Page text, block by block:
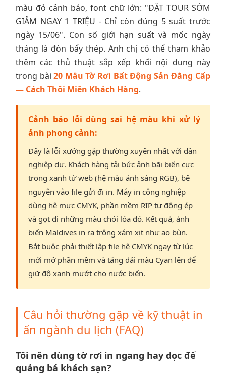
màu đỏ cảnh báo, font chữ lớn: "ĐẶT TOUR SỚM
GIẢM NGAY 1 TRIỆU - Chỉ còn đúng 5 suất trước
ngày 15/06". Con số giới hạn suất và mốc ngày
tháng là đòn bẩy thép. Anh chị có thể tham khảo
thêm các thủ thuật sắp xếp khối nội dung này
trong bài20 Mẫu Tờ Rơi Bất Động Sản Đẳng Cấp
— Cách Thôi Miên Khách Hàng.
Cảnh báo lỗi dùng sai hệ màu khi xử lý
ảnh phong cảnh:
Đây là lỗi xưởng gặp thường xuyên nhất với dân
nghiệp dư. Khách hàng tải bức ảnh bãi biển cực
trong xanh từ web (hệ màu ánh sáng RGB), bê
nguyên vào file gửi đi in. Máy in công nghiệp
dùng hệ mực CMYK, phần mềm RIP tự động ép
và gọt đi những màu chói lóa đó. Kết quả, ảnh
biển Maldives in ra trông xám xịt như ao bùn.
Bắt buộc phải thiết lập file hệ CMYK ngay từ lúc
mới mở phần mềm và tăng dải màu Cyan lên để
giữ độ xanh mướt cho nước biển.
Câu hỏi thường gặp về kỹ thuật in
ấn ngành du lịch (FAQ)
Tôi nên dùng tờ rơi in ngang hay dọc để
quảng bá khách sạn?